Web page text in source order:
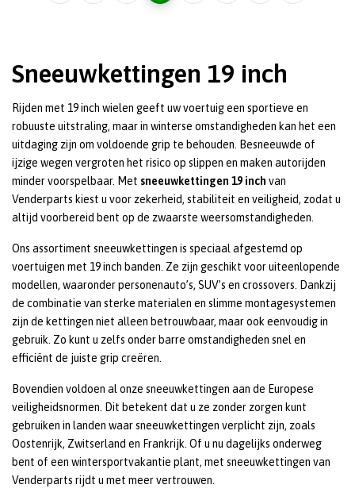
Sneeuwkettingen 19 inch
Rijden met 19 inch wielen geeft uw voertuig een sportieve en
robuuste uitstraling, maar in winterse omstandigheden kan het een
uitdaging zijn om voldoende grip te behouden. Besneeuwde of
ijzige wegen vergroten het risico op slippen en maken autorijden
minder voorspelbaar. Met sneeuwkettingen 19 inch van
Venderparts kiest u voor zekerheid, stabiliteit en veiligheid, zodat u
altijd voorbereid bent op de zwaarste weersomstandigheden.
Ons assortiment sneeuwkettingen is speciaal afgestemd op
voertuigen met 19 inch banden. Ze zijn geschikt voor uiteenlopende
modellen, waaronder personenauto’s, SUV’s en crossovers. Dankzij
de combinatie van sterke materialen en slimme montagesystemen
zijn de kettingen niet alleen betrouwbaar, maar ook eenvoudig in
gebruik. Zo kunt u zelfs onder barre omstandigheden snel en
efficiënt de juiste grip creëren.
Bovendien voldoen al onze sneeuwkettingen aan de Europese
veiligheidsnormen. Dit betekent dat u ze zonder zorgen kunt
gebruiken in landen waar sneeuwkettingen verplicht zijn, zoals
Oostenrijk, Zwitserland en Frankrijk. Of u nu dagelijks onderweg
bent of een wintersportvakantie plant, met sneeuwkettingen van
Venderparts rijdt u met meer vertrouwen.